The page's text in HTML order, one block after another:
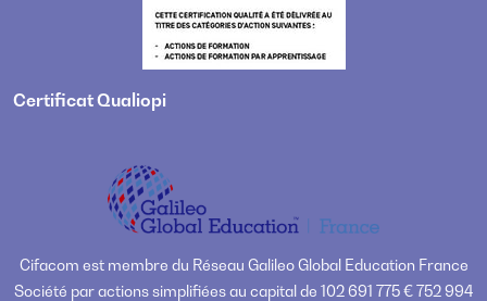
Certificat Qualiopi
Cifacom est membre du Réseau Galileo Global Education France
Société par actions simplifiées au capital de 102 691 775 € 752 994